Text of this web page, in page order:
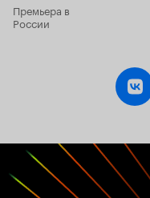
Премьера в
России